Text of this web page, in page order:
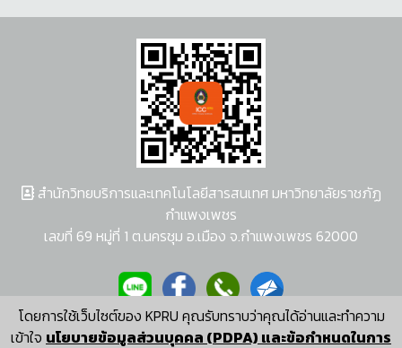
โดยการใช้เว็บไซต์ของ KPRU คุณรับทราบว่าคุณได้อ่านและทำความ
เข้าใจ นโยบายข้อมูลส่วนบุคคล (PDPA) และข้อกำหนดในการ
สำนักวิทยบริการและเทคโนโลยีสารสนเทศ มหาวิทยาลัยราชภัฏ
กำแพงเพชร
เลขที่ 69 หมู่ที่ 1 ต.นครชุม อ.เมือง จ.กำแพงเพชร 62000
ผู้พัฒนาระบบ อนุชา พวงผกา